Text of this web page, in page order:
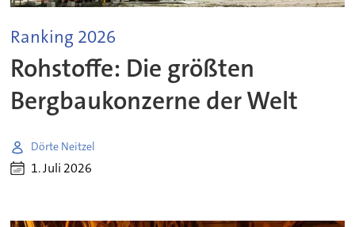
Ranking 2026
Rohstoffe: Die größten
Bergbaukonzerne der Welt
Dörte Neitzel
1. Juli 2026